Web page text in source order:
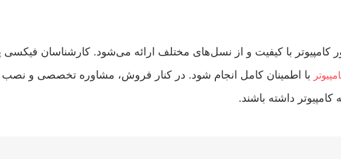
کامپیوتر با کیفیت و از نسل‌های مختلف ارائه می‌شود. کارشناسان فیکسی
با اطمینان کامل انجام شود. در کنار فروش، مشاوره تخصصی و
داشته باشند.